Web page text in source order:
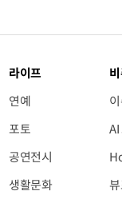
라이프
연예
포토
공연전시
생활문화